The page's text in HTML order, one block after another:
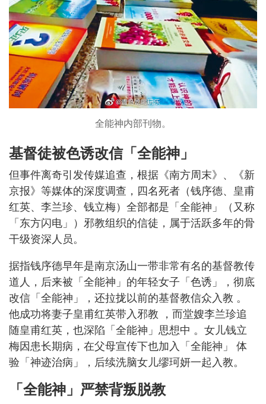
全能神内部刊物。
基督徒被色诱改信「全能神」
但事件离奇引发传媒追查，根据《南方周末》、《新
京报》等媒体的深度调查，四名死者（钱序德、皇甫
红英、李兰珍、钱立梅）全部都是「全能神」（又称
「东方闪电」）邪教组织的信徒，属于活跃多年的骨
干级资深人员。
据指钱序德早年是南京汤山一带非常有名的基督教传
道人，后来被「全能神」的年轻女子「色诱」，彻底
改信「全能神」，还拉拢以前的基督教信众入教 。
他成功将妻子皇甫红英带入邪教 ，而堂嫂李兰珍追
随皇甫红英，也深陷「全能神」思想中 。女儿钱立
梅因患长期病，在父母宣传下也加入「全能神」 体
验「神迹治病」，后续洗脑女儿缪珂妍一起入教。
「全能神」严禁背叛脱教